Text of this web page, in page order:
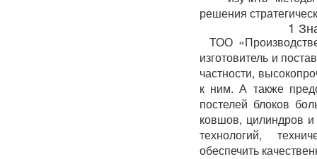
решения
1
ТОО
изготовитель и
частности,
к ним. А также
постелей блоков
ковшов, цилиндров
технологий,
обеспечить